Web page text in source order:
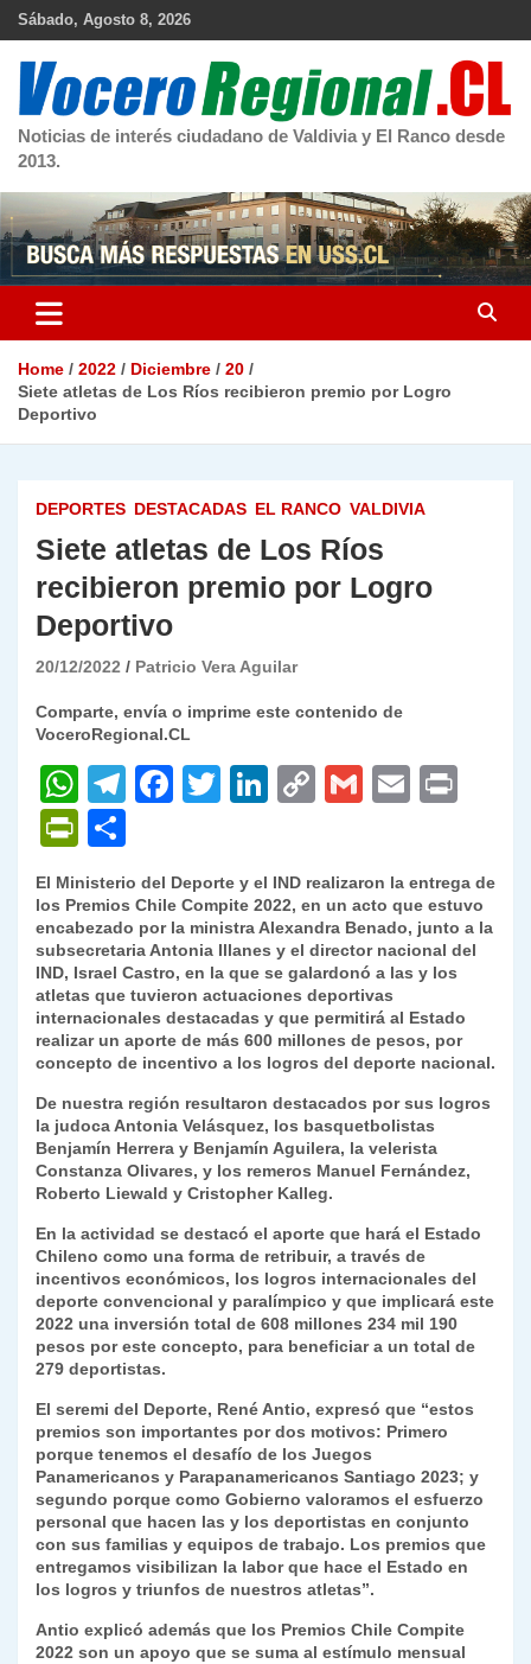
Skip
Sábado, Agosto 8, 2026
Noticias de interés ciudadano de Valdivia y El Ranco desde
2013.
Home 2022 Diciembre
20
Siete atletas de Los Ríos recibieron premio por Logro
Deportivo
DEPORTES DESTACADAS EL RANCO VALDIVIA
Siete atletas de Los Ríos
recibieron premio por Logro
Deportivo
20/12/2022 Patricio Vera Aguilar
Comparte, envía o imprime este contenido de
VoceroRegional.CL
W
h
at
s
A
p
p
T
gr
a
m
F
e
b
o
o
k
T
er
Li
e
dI
n
C
y
Li
n
k
G
l
E
l
P
ri
nt
Fr
ie
n
dl
y
o
m
p
ar
tir
El Ministerio del Deporte y el IND realizaron la entrega de
los Premios Chile Compite 2022, en un acto que estuvo
encabezado por la ministra Alexandra Benado, junto a la
subsecretaria Antonia Illanes y el director nacional del
IND, Israel Castro, en la que se galardonó a las y los
atletas que tuvieron actuaciones deportivas
internacionales destacadas y que permitirá al Estado
realizar un aporte de más 600 millones de pesos, por
concepto de incentivo a los logros del deporte nacional.
De nuestra región resultaron destacados por sus logros
la judoca Antonia Velásquez, los basquetbolistas
Benjamín Herrera y Benjamín Aguilera, la velerista
Constanza Olivares, y los remeros Manuel Fernández,
Roberto Liewald y Cristopher Kalleg.
En la actividad se destacó el aporte que hará el Estado
Chileno como una forma de retribuir, a través de
incentivos económicos, los logros internacionales del
deporte convencional y paralímpico y que implicará este
2022 una inversión total de 608 millones 234 mil 190
pesos por este concepto, para beneficiar a un total de
279 deportistas.
El seremi del Deporte, René Antio, expresó que “estos
premios son importantes por dos motivos: Primero
porque tenemos el desafío de los Juegos
Panamericanos y Parapanamericanos Santiago 2023; y
segundo porque como Gobierno valoramos el esfuerzo
personal que hacen las y los deportistas en conjunto
con sus familias y equipos de trabajo. Los premios que
entregamos visibilizan la labor que hace el Estado en
los logros y triunfos de nuestros atletas”.
Antio explicó además que los Premios Chile Compite
2022 son un apoyo que se suma al estímulo mensual